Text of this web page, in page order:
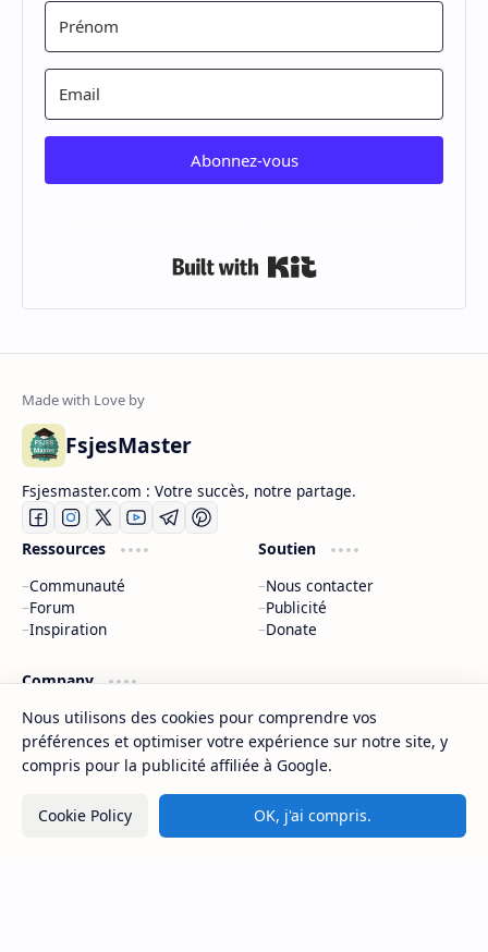
Abonnez-vous
FsjesMaster
Fsjesmaster.com : Votre succès, notre partage.
Ressources
Communauté
Forum
Inspiration
Soutien
Nous contacter
Publicité
Donate
Company
À propos
Politique de confidentialité
Nous contacter
Sitemap
Nous utilisons des cookies pour comprendre vos
préférences et optimiser votre expérience sur notre site, y
compris pour la publicité affiliée à Google.
Cookie Policy OK, j'ai compris.